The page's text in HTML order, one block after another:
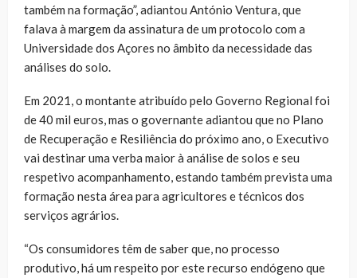
também na formação”, adiantou António Ventura, que
falava à margem da assinatura de um protocolo com a
Universidade dos Açores no âmbito da necessidade das
análises do solo.
Em 2021, o montante atribuído pelo Governo Regional foi
de 40 mil euros, mas o governante adiantou que no Plano
de Recuperação e Resiliência do próximo ano, o Executivo
vai destinar uma verba maior à análise de solos e seu
respetivo acompanhamento, estando também prevista uma
formação nesta área para agricultores e técnicos dos
serviços agrários.
“Os consumidores têm de saber que, no processo
produtivo, há um respeito por este recurso endógeno que